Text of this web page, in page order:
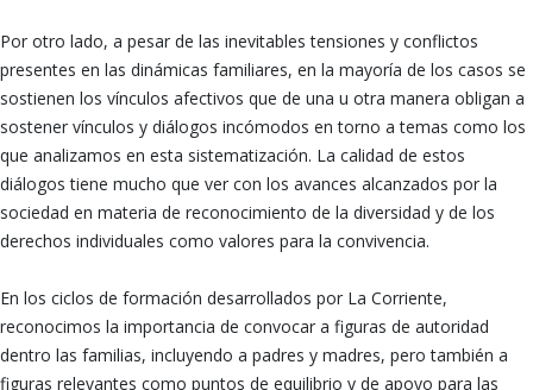
Por otro lado, a pesar de las inevitables tensiones y conflictos
presentes en las dinámicas familiares, en la mayoría de los casos se
sostienen los vínculos afectivos que de una u otra manera obligan a
sostener vínculos y diálogos incómodos en torno a temas como los
que analizamos en esta sistematización. La calidad de estos
diálogos tiene mucho que ver con los avances alcanzados por la
sociedad en materia de reconocimiento de la diversidad y de los
derechos individuales como valores para la convivencia.
En los ciclos de formación desarrollados por La Corriente,
reconocimos la importancia de convocar a figuras de autoridad
dentro las familias, incluyendo a padres y madres, pero también a
figuras relevantes como puntos de equilibrio y de apoyo para las